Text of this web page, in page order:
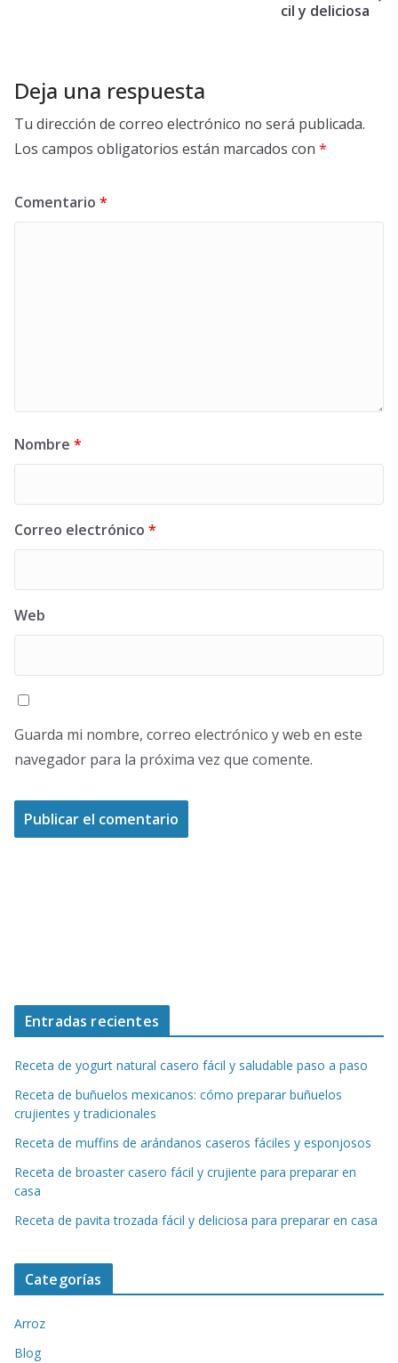
cil y deliciosa
Deja una respuesta
Tu dirección de correo electrónico no será publicada.
Los campos obligatorios están marcados con *
Comentario *
Nombre *
Correo electrónico *
Web
Guarda mi nombre, correo electrónico y web en este
navegador para la próxima vez que comente.
Entradas recientes
Receta de yogurt natural casero fácil y saludable paso a paso
Receta de buñuelos mexicanos: cómo preparar buñuelos
crujientes y tradicionales
Receta de muffins de arándanos caseros fáciles y esponjosos
Receta de broaster casero fácil y crujiente para preparar en
casa
Receta de pavita trozada fácil y deliciosa para preparar en casa
Categorías
Arroz
Blog